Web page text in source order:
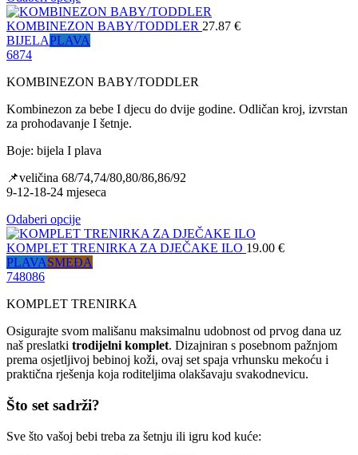
KOMBINEZON BABY/TODDLER 27.87 €
BIJELAPLAVA
6874
KOMBINEZON BABY/TODDLER
Kombinezon za bebe I djecu do dvije godine. Odličan kroj, izvrstan
za prohodavanje I šetnje.
Boje: bijela I plava
📌veličina 68/74,74/80,80/86,86/92
9-12-18-24 mjeseca
Odaberi opcije
KOMPLET TRENIRKA ZA DJEČAKE ILO 19.00 €
PLAVASMEĐA
748086
KOMPLET TRENIRKA
Osigurajte svom mališanu maksimalnu udobnost od prvog dana uz
naš preslatki trodijelni komplet. Dizajniran s posebnom pažnjom
prema osjetljivoj bebinoj koži, ovaj set spaja vrhunsku mekoću i
praktična rješenja koja roditeljima olakšavaju svakodnevicu.
Što set sadrži?
Sve što vašoj bebi treba za šetnju ili igru kod kuće: